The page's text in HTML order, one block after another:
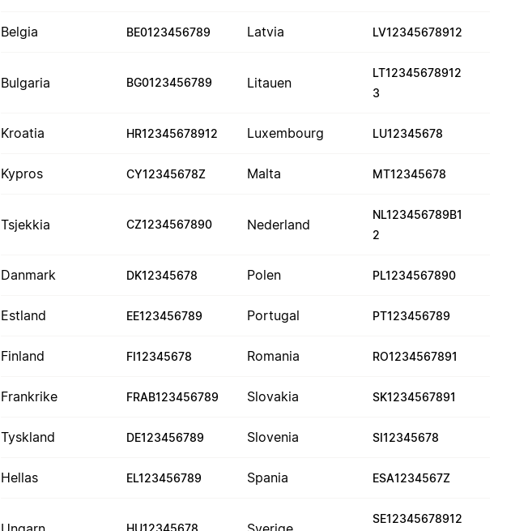
Belgia BE0123456789 Latvia LV12345678912
Bulgaria BG0123456789 Litauen
LT12345678912
3
Kroatia HR12345678912 Luxembourg LU12345678
Kypros CY12345678Z Malta MT12345678
Tsjekkia CZ1234567890 Nederland
NL123456789B1
2
Danmark DK12345678 Polen PL1234567890
Estland EE123456789 Portugal PT123456789
Finland FI12345678 Romania RO1234567891
Frankrike FRAB123456789 Slovakia SK1234567891
Tyskland DE123456789 Slovenia SI12345678
Hellas EL123456789 Spania ESA1234567Z
HU12345678
SE12345678912